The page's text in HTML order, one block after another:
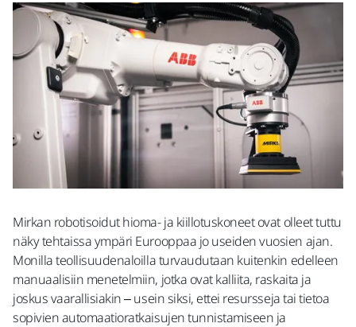
Mirkan robotisoidut hioma- ja kiillotuskoneet ovat olleet tuttu
näky tehtaissa ympäri Eurooppaa jo useiden vuosien ajan.
Monilla teollisuudenaloilla turvaudutaan kuitenkin edelleen
manuaalisiin menetelmiin, jotka ovat kalliita, raskaita ja
joskus vaarallisiakin – usein siksi, ettei resursseja tai tietoa
sopivien automaatioratkaisujen tunnistamiseen ja